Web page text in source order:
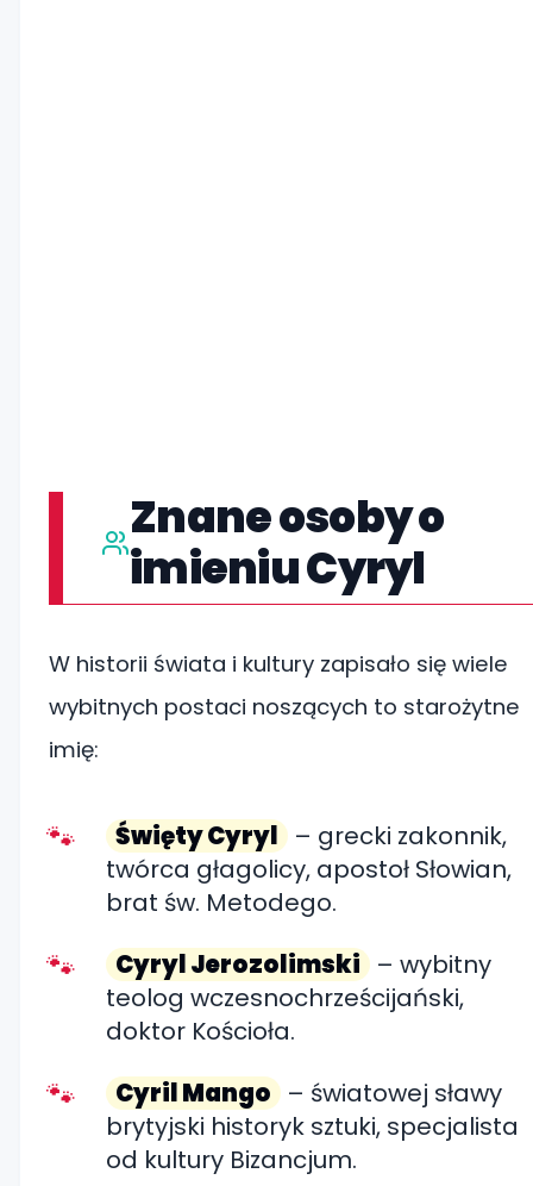
Znane osoby o
imieniu Cyryl
W historii świata i kultury zapisało się wiele
wybitnych postaci noszących to starożytne
imię:
Święty Cyryl – grecki zakonnik,
twórca głagolicy, apostoł Słowian,
brat św. Metodego.
Cyryl Jerozolimski – wybitny
teolog wczesnochrześcijański,
doktor Kościoła.
Cyril Mango – światowej sławy
brytyjski historyk sztuki, specjalista
od kultury Bizancjum.